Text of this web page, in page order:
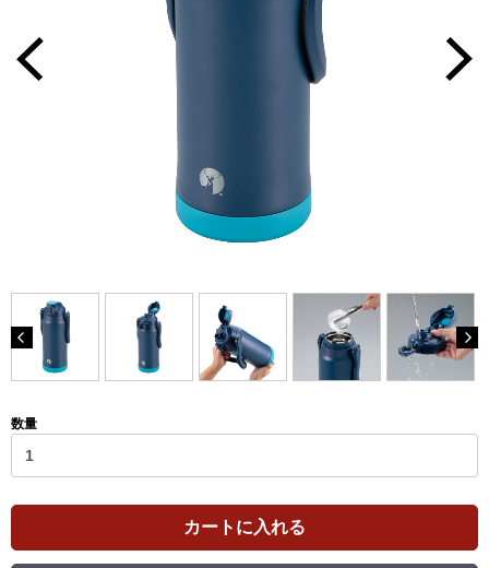
数量
カートに入れる